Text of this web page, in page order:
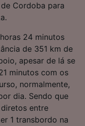
Cordoba para
24 minutos
de 351 km de
apesar de lá se
minutos com os
normalmente,
dia. Sendo que
entre
1 transbordo na